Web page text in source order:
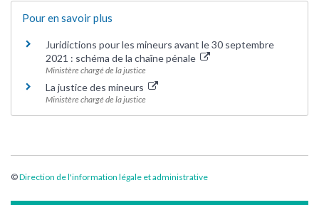
Pour en savoir plus
Juridictions pour les mineurs avant le 30 septembre
2021 : schéma de la chaîne pénale
Ministère chargé de la justice
La justice des mineurs
Ministère chargé de la justice
©Direction de l'information légale et administrative